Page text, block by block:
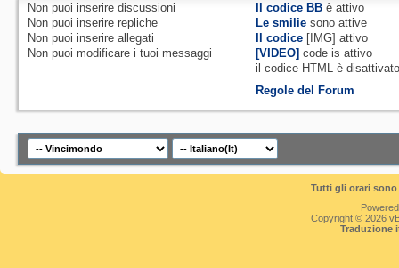
Non puoi inserire discussioni
Non puoi inserire repliche
Non puoi inserire allegati
Non puoi modificare i tuoi messaggi
Il codice BB èattivo
Le smilie sono attive
Il codice [IMG]attivo
[VIDEO] code isattivo
il codice HTML è
Regole del Forum
Tutti gli orari
Copyright © 2026
Traduzione